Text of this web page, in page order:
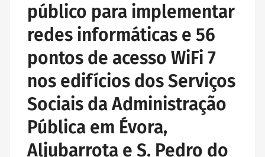
público para implementar
redes informáticas e 56
pontos de acesso WiFi 7
nos edifícios dos Serviços
Sociais da Administração
Pública em Évora,
Aljubarrota e S. Pedro do